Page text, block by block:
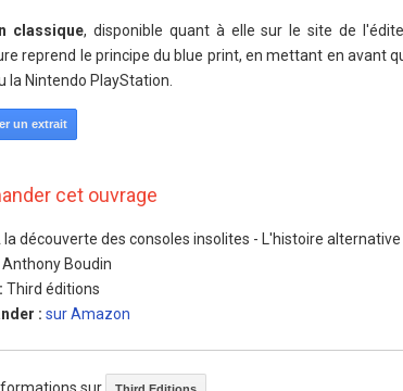
classique, disponible quant à elle sur le site de
reprend le principe du blue print, en mettant en avant
la Nintendo PlayStation.
un extrait
cet ouvrage
la découverte des consoles insolites - L'histoire alternative
Anthony Boudin
Third éditions
: sur Amazon